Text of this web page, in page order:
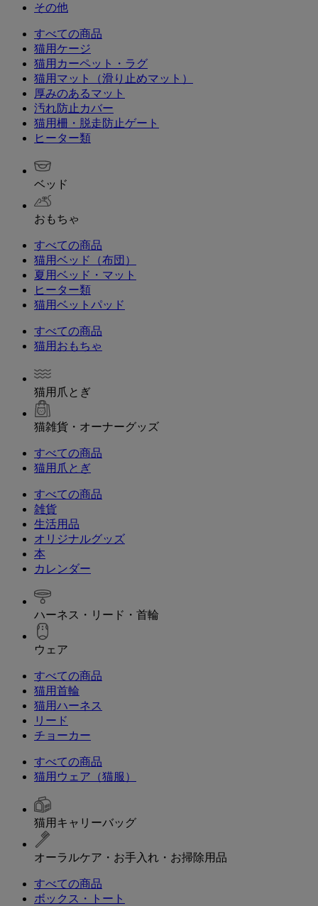
その他
すべての商品
猫用ケージ
猫用カーペット・ラグ
猫用マット（滑り止めマット）
厚みのあるマット
汚れ防止カバー
猫用柵・脱走防止ゲート
ヒーター類
ベッド
おもちゃ
すべての商品
猫用ベッド（布団）
夏用ベッド・マット
ヒーター類
猫用ベットパッド
すべての商品
猫用おもちゃ
猫用爪とぎ
猫雑貨・オーナーグッズ
すべての商品
猫用爪とぎ
すべての商品
雑貨
生活用品
オリジナルグッズ
本
カレンダー
ハーネス・リード・首輪
ウェア
すべての商品
猫用首輪
猫用ハーネス
リード
チョーカー
すべての商品
猫用ウェア（猫服）
猫用キャリーバッグ
オーラルケア・お手入れ・お掃除用品
すべての商品
ボックス・トート